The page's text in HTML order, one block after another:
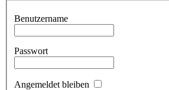
Benutzername
Passwort
Angemeldet bleiben